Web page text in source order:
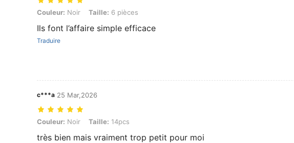
Couleur: Noir, Taille: 6 pièces
Couleur: Noir Taille: 6 pièces
Ils font l’affaire simple efficace
Traduire
c***a 25 Mar,2026
Couleur: Noir, Taille: 14pcs
Couleur: Noir Taille: 14pcs
très bien mais vraiment trop petit pour moi